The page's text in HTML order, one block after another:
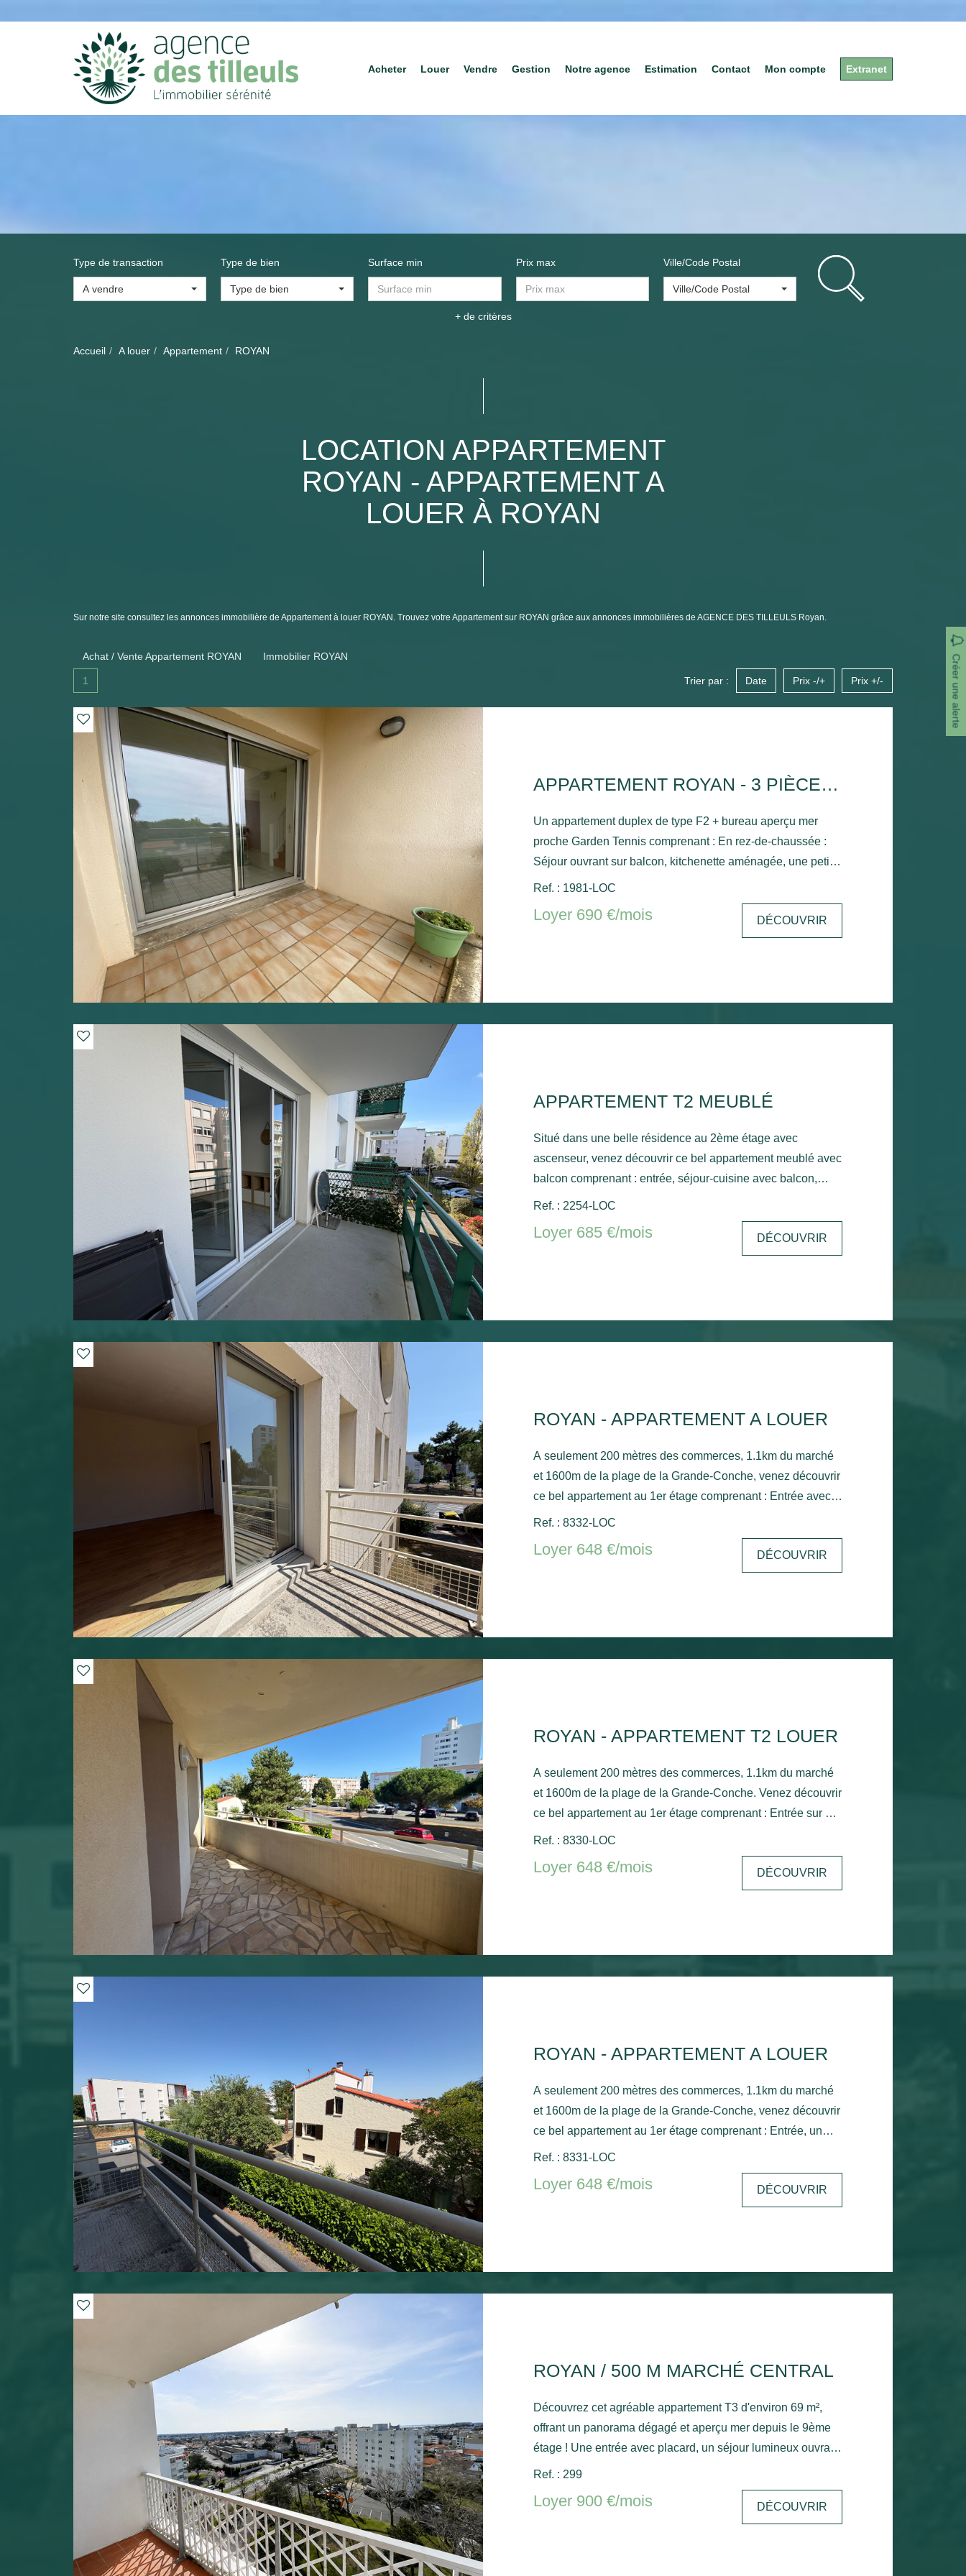
Acheter Louer Vendre Gestion Notre agence Estimation Contact Mon compte Extranet
Type de transaction
A vendre
Type de bien
Type de bien
Surface min Prix max Ville/Code Postal
Ville/Code Postal
+ de critères
Accueil A louer Appartement ROYAN
LOCATION APPARTEMENT
ROYAN - APPARTEMENT A
LOUER À ROYAN
Sur notre site consultez les annonces immobilière de Appartement à louer ROYAN. Trouvez votre Appartement sur ROYAN grâce aux annonces immobilières de AGENCE DES TILLEULS Royan.
Achat / Vente Appartement ROYAN Immobilier ROYAN Créer une alerte
1 Trier par : Date Prix -/+ Prix +/-
APPARTEMENT ROYAN - 3 PIÈCE(S) - 43.85 M2
Un appartement duplex de type F2 + bureau aperçu mer
proche Garden Tennis comprenant : En rez-de-chaussée :
Séjour ouvrant sur balcon, kitchenette aménagée, une petite
chambre avec placard, wc séparé. A l'étage : Palier avec
placard, une chambre mansardée, salle de bains avec
placard. Place de parking - Chauffage électrique.
Ref. : 1981-LOC
Loyer 690 €/mois DÉCOUVRIR
APPARTEMENT T2 MEUBLÉ
Situé dans une belle résidence au 2ème étage avec
ascenseur, venez découvrir ce bel appartement meublé avec
balcon comprenant : entrée, séjour-cuisine avec balcon,
chambre - Une place de parking extérieur. Chauffage
Ref. : 2254-LOC
Loyer 685 €/mois DÉCOUVRIR
ROYAN - APPARTEMENT A LOUER
A seulement 200 mètres des commerces, 1.1km du marché
et 1600m de la plage de la Grande-Conche, venez découvrir
ce bel appartement au 1er étage comprenant : Entrée avec
placard, un séjour avec balcon, une cuisine, une chambre
avec placard, une salle de bain, un wc et un stationnement
commun. Chauffage électrique et ballon d'eau chaude
Ref. : 8332-LOC
Loyer 648 €/mois DÉCOUVRIR
ROYAN - APPARTEMENT T2 LOUER
A seulement 200 mètres des commerces, 1.1km du marché
et 1600m de la plage de la Grande-Conche. Venez découvrir
ce bel appartement au 1er étage comprenant : Entrée sur un
séjour avec balcon, une cuisine, une chambre avec placard,
une salle de bain avec sèche serviette, un wc et un
stationnement commun. Chauffage électrique et ballon d'eau
Ref. : 8330-LOC
Loyer 648 €/mois DÉCOUVRIR
ROYAN - APPARTEMENT A LOUER
A seulement 200 mètres des commerces, 1.1km du marché
et 1600m de la plage de la Grande-Conche, venez découvrir
ce bel appartement au 1er étage comprenant : Entrée, un
séjour, une cuisine, une chambre, un balcon donnant sur le
séjour et la chambre, une salle de bain, un wc et un
stationnement commun. Chauffage électrique et ballon d'eau
Ref. : 8331-LOC
Loyer 648 €/mois DÉCOUVRIR
ROYAN / 500 M MARCHÉ CENTRAL
Découvrez cet agréable appartement T3 d'environ 69 m²,
offrant un panorama dégagé et aperçu mer depuis le 9ème
étage ! Une entrée avec placard, un séjour lumineux ouvrant
sur un agréable balcon exposé plein sud avec un aperçu
mer, une cuisine indépendante, une chambre avec placard,
un bureau ou une chambre, salle de bains et toilettes
séparées. Une cave et une place de parking privative.
Ref. : 299
Loyer 900 €/mois DÉCOUVRIR